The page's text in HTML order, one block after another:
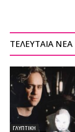
ΤΕΛΕΥΤΑΙΑ ΝΕΑ
ΓΛΥΠΤΙΚΗ